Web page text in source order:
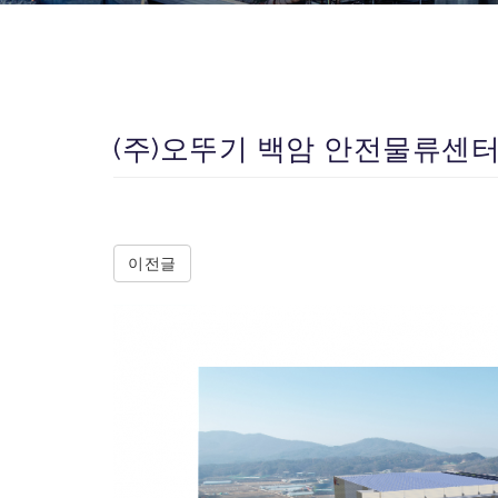
(주)오뚜기 백암 안전물류센
이전글